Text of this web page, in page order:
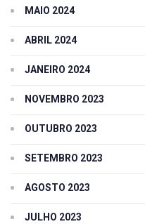
MAIO 2024
ABRIL 2024
JANEIRO 2024
NOVEMBRO 2023
OUTUBRO 2023
SETEMBRO 2023
AGOSTO 2023
JULHO 2023